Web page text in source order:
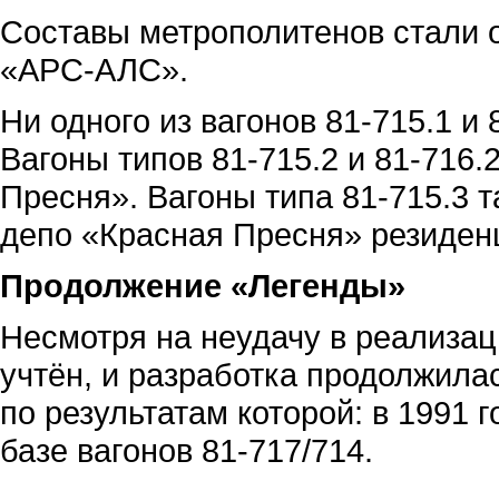
Составы метрополитенов стали
«АРС-АЛС».
Ни одного из вагонов 81-715.1
Вагоны типов 81-715.2 и 81-
Пресня». Вагоны типа 81-715.3
депо «Красная Пресня»
Продолжение «Легенды»
Несмотря на неудачу в
учтён, и разработка
по результатам которой: в 1991
базе вагонов 81-717/714.